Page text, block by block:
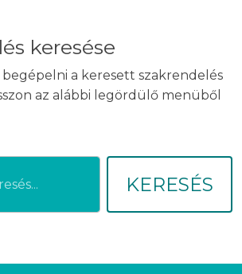
keresése
a keresett szakrendelés
az alábbi legördülő menüből
KERESÉS